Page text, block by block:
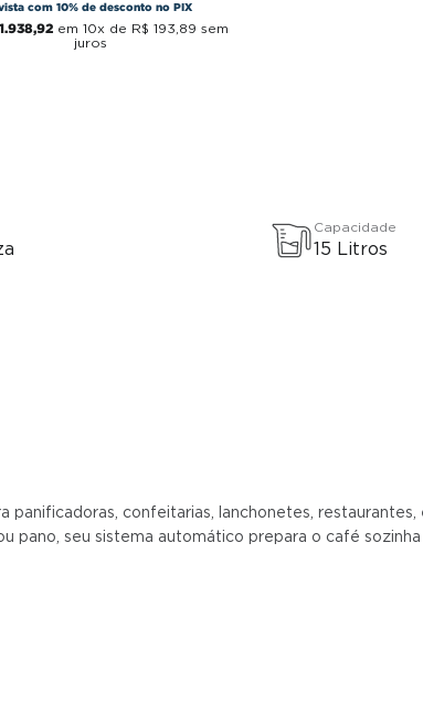
com 10% de desconto no PIX
1.938,92em 10x de R$ 193 89 sem
juros
Capacidade
15 Litros
confeitarias, lanchonetes,
pano, seu sistema automático prepara o café